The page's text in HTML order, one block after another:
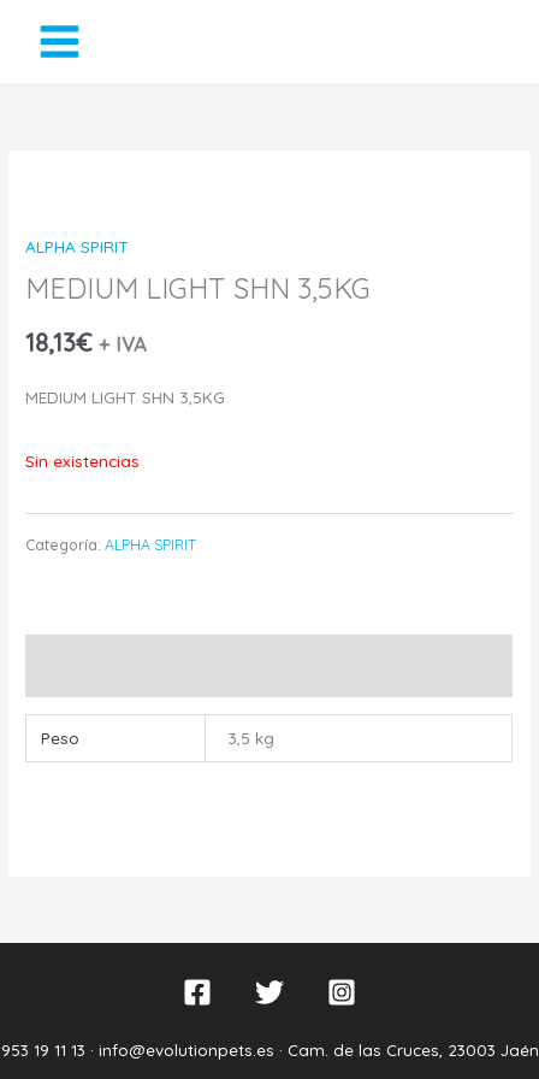
ALPHA SPIRIT
MEDIUM LIGHT SHN 3,5KG
18,13€ + IVA
MEDIUM LIGHT SHN 3,5KG
Sin existencias
Categoría:ALPHA SPIRIT
Peso 3,5 kg
953 19 11 13 · info@evolutionpets.es · Cam. de las Cruces, 23003 Jaén